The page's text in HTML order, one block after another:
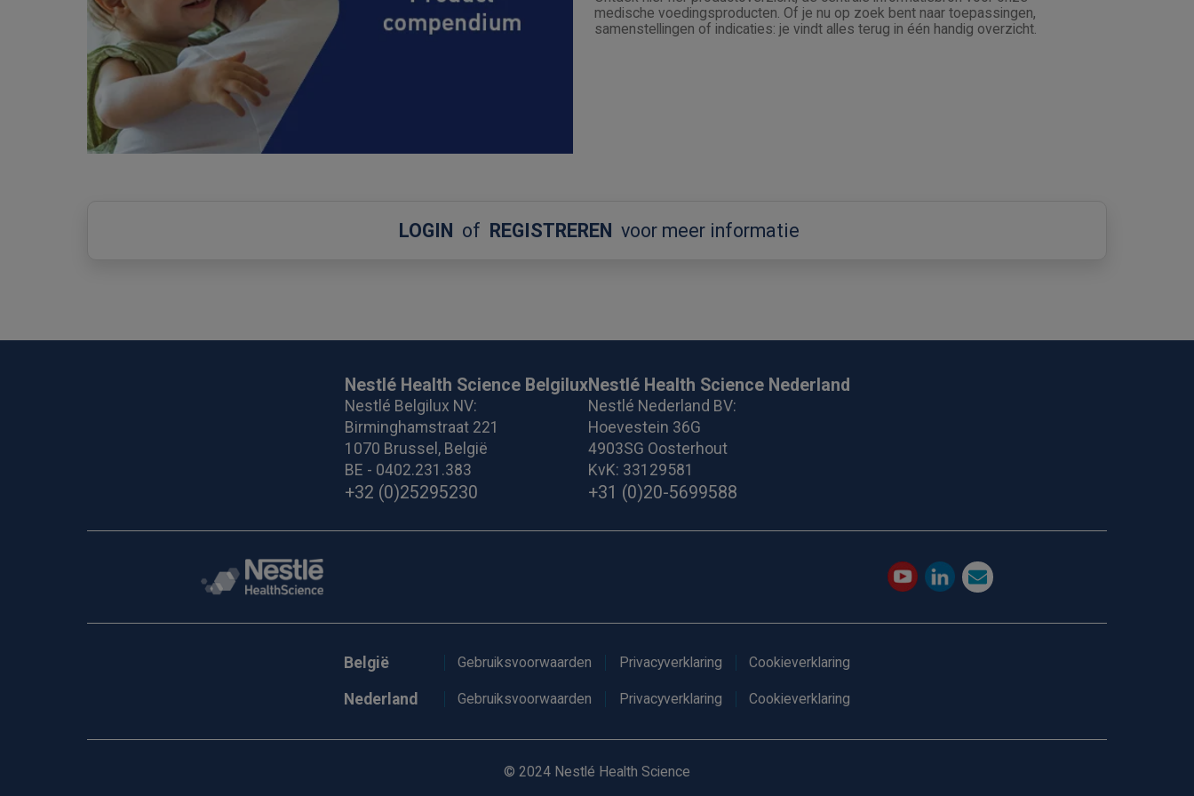
medische voedingsproducten. Of je nu op zoek bent naar toepassingen,
samenstellingen of indicaties: je vindt alles terug in één handig overzicht.
LOGIN of REGISTREREN voor meer informatie
Nestlé Health Science Belgilux
Nestlé Belgilux NV:
Birminghamstraat 221
1070 Brussel, België
BE - 0402.231.383
+32 (0)25295230
Nestlé Health Science Nederland
Nestlé Nederland BV:
Hoevestein 36G
4903SG Oosterhout
KvK: 33129581
+31 (0)20-5699588
België Gebruiksvoorwaarden Privacyverklaring Cookieverklaring
Nederland Gebruiksvoorwaarden Privacyverklaring Cookieverklaring
© 2024 Nestlé Health Science